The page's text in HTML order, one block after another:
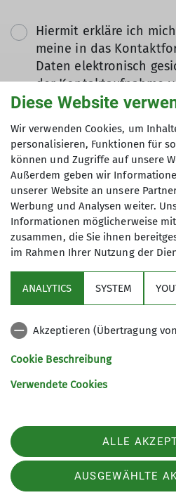
Hiermit erkläre ich
meine in das
Daten elektronisch
der Kontaktaufnahme
genutzt werden. Mir ist
kann. *
Mit (*) markierte Felder
sind Pflichtfelder
Sektion
Service
Sektion Oldenburg des Deutschen
Telefon +494413042860
Diese Website
Wir verwenden Cookies, um
personalisieren, Funktionen für
können und Zugriffe auf unsere
Außerdem geben wir
unserer Website an unsere
Werbung und Analysen weiter.
Informationen möglicherweise
zusammen, die Sie ihnen
im Rahmen Ihrer Nutzung der
ANALYTICS SYSTEM
Akzeptieren (Übertragung
Cookie Beschreibung
Verwendete Cookies
ALLE
AUSGEWÄHLTE